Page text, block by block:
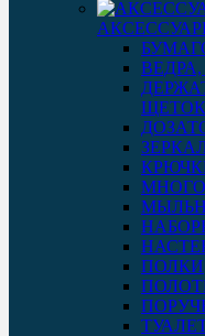
ЩЕТОК
ПОЛКИ